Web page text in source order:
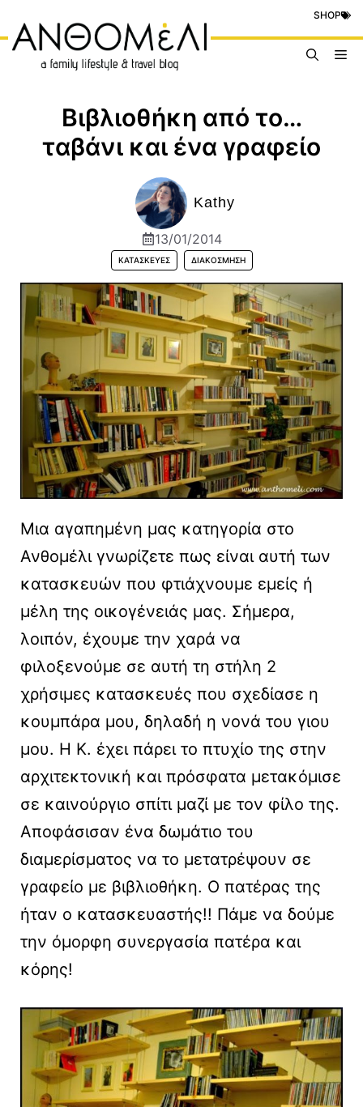
περιεχόμενο
SHOP
Βιβλιοθήκη από το…
ταβάνι και ένα γραφείο
Kathy
13/01/2014
ΚΑΤΑΣΚΕΥΈΣ ΔΙΑΚΌΣΜΗΣΗ
Μια αγαπημένη μας κατηγορία στο
Ανθομέλι γνωρίζετε πως είναι αυτή των
κατασκευών που φτιάχνουμε εμείς ή
μέλη της οικογένειάς μας. Σήμερα,
λοιπόν, έχουμε την χαρά να
φιλοξενούμε σε αυτή τη στήλη 2
χρήσιμες κατασκευές που σχεδίασε η
κουμπάρα μου, δηλαδή η νονά του γιου
μου. Η Κ. έχει πάρει το πτυχίο της στην
αρχιτεκτονική και πρόσφατα μετακόμισε
σε καινούργιο σπίτι μαζί με τον φίλο της.
Αποφάσισαν ένα δωμάτιο του
διαμερίσματος να το μετατρέψουν σε
γραφείο με βιβλιοθήκη. Ο πατέρας της
ήταν ο κατασκευαστής!! Πάμε να δούμε
την όμορφη συνεργασία πατέρα και
κόρης!